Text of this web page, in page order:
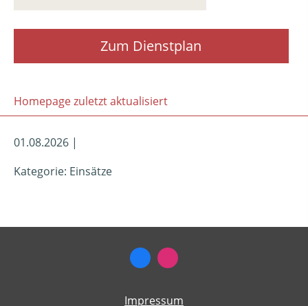
Zum Dienstplan
Homepage zuletzt aktualisiert
01.08.2026 |
Kategorie: Einsätze
Impressum